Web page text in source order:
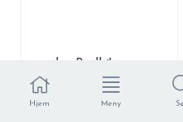
Hjem Meny
goodr - Bodhi's
Ultimate Ride